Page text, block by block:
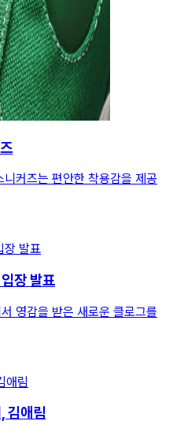
커즈는 편안한 착용감을 제공
장 발표
영감을 받은 새로운 클로그를
김애림